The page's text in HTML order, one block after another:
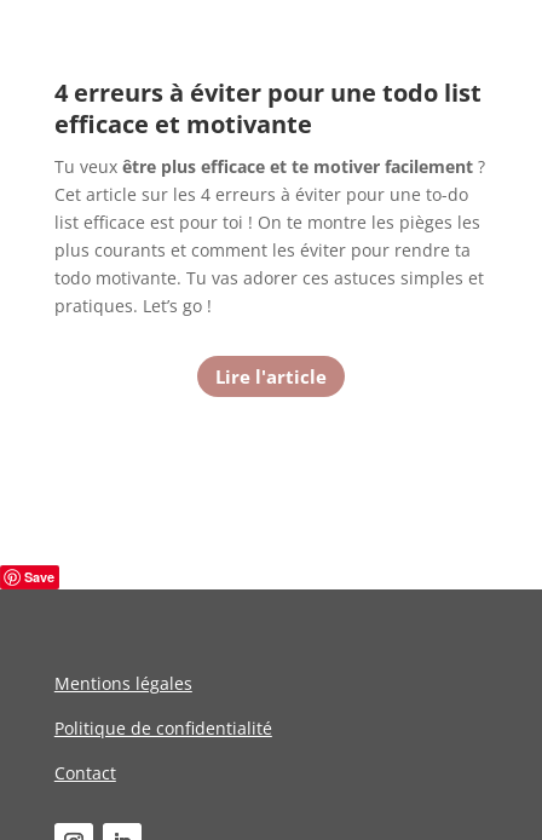
4 erreurs à éviter pour une todo list
efficace et motivante
Tu veux être plus efficace et te motiver facilement?
Cet article sur les 4 erreurs à éviter pour une to-do
list efficace est pour toi ! On te montre les pièges les
plus courants et comment les éviter pour rendre ta
todo motivante. Tu vas adorer ces astuces simples et
pratiques. Let’s go !
Lire l'article
Save
Mentions légales
Politique de confidentialité
Contact